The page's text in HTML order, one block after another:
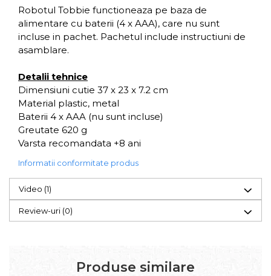
Robotul Tobbie functioneaza pe baza de
alimentare cu baterii (4 x AAA), care nu sunt
incluse in pachet. Pachetul include instructiuni de
asamblare.
Detalii tehnice
Dimensiuni cutie 37 x 23 x 7.2 cm
Material plastic, metal
Baterii 4 x AAA (nu sunt incluse)
Greutate 620 g
Varsta recomandata +8 ani
Informatii conformitate produs
Video (1)
Review-uri (0)
Produse similare